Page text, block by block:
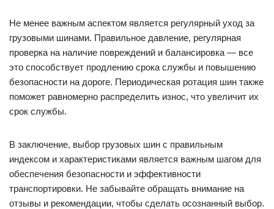
Не менее важным аспектом является регулярный уход за
грузовыми шинами. Правильное давление, регулярная
проверка на наличие повреждений и балансировка — все
это способствует продлению срока службы и повышению
безопасности на дороге. Периодическая ротация шин также
поможет равномерно распределить износ, что увеличит их
срок службы.
В заключение, выбор грузовых шин с правильным
индексом и характеристиками является важным шагом для
обеспечения безопасности и эффективности
транспортировки. Не забывайте обращать внимание на
отзывы и рекомендации, чтобы сделать осознанный выбор.